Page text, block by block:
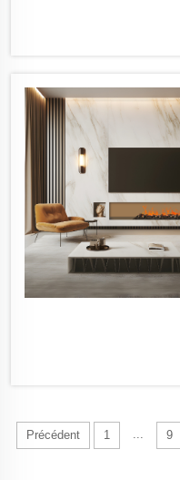
Précédent 1 ... 9